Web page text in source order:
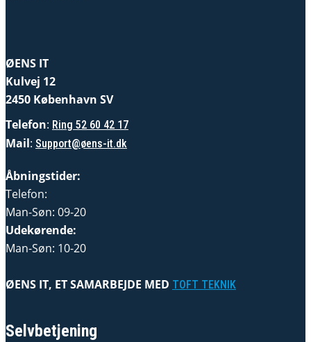
ØENS IT
Kulvej 12
2450 København SV
Telefon: Ring 52 60 42 17
Mail: Support@øens-it.dk
Åbningstider:
Telefon:
Man-Søn: 09-20
Udekørende:
Man-Søn: 10-20
ØENS IT, ET SAMARBEJDE MED TOFT TEKNIK
Selvbetjening